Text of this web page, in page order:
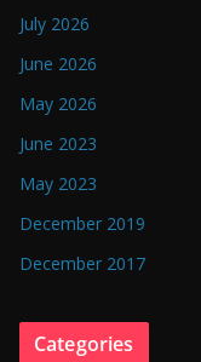
July 2026
June 2026
May 2026
June 2023
May 2023
December 2019
December 2017
Categories